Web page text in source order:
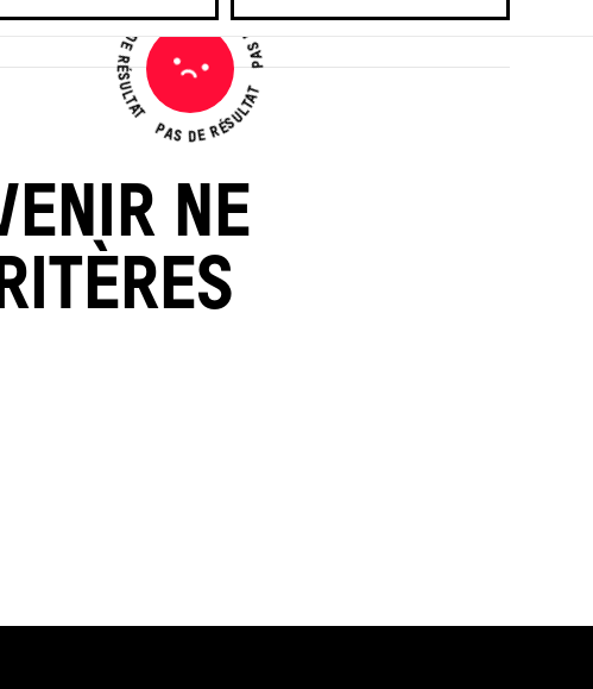
NE
PAS DE RÉSULTAT
PAS DE RÉSULTAT
PAS DE RÉSULTAT
Pas
de
résultat